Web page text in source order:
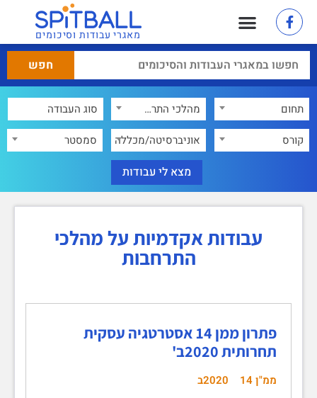
מאגרי עבודות וסיכומים
תחום
מהלכי התרחבות
קורס
אוניברסיטה/מכללה סמסטר
עבודות אקדמיות על מהלכי
התרחבות
פתרון ממן 14 אסטרטגיה עסקית
תחרותית 2020ב'
ממ"ן 14 2020ב